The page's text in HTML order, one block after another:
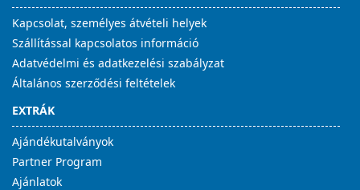
Kapcsolat, személyes átvételi helyek
Szállítással kapcsolatos információ
Adatvédelmi és adatkezelési szabályzat
Általános szerződési feltételek
EXTRÁK
Ajándékutalványok
Partner Program
Ajánlatok